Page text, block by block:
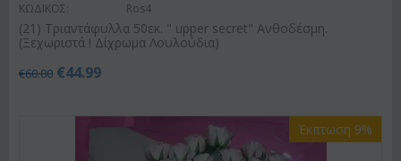
ΚΩΔΙΚΟΣ: Ros4
(21) Τριαντάφυλλα 50εκ. " upper secret" Ανθοδέσμη.
(Ξεχωριστά ! Δίχρωμα Λουλούδια)
€60.00 €44.99
Έκπτωση 9%